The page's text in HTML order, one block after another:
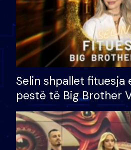
Selin shpallet fituesja
pestë të Big Brother
çmimin e madh prej